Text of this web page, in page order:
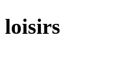
loisirs